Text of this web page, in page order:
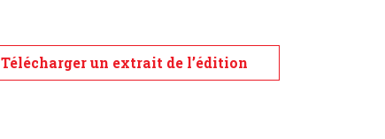
Télécharger un extrait de l’édition